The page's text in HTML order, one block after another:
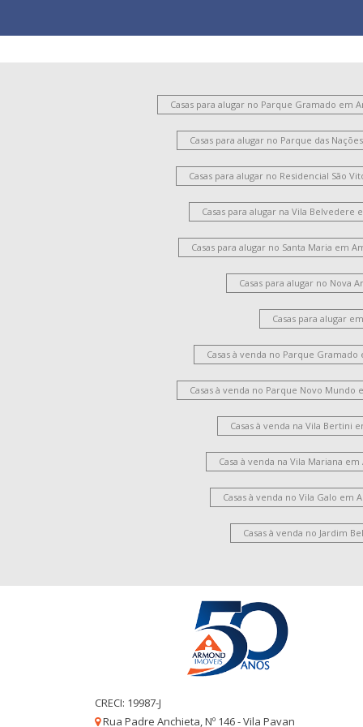
Casas para alugar no Parque Gramado em
Casas para alugar no Parque das
Casas para alugar no Residencial São
Casas para alugar na Vila Belvedere
Casas para alugar no Santa Maria em
Casas para alugar no Nova
Casas para alugar
Casas à venda no Parque Gramado
Casas à venda no Parque Novo Mundo
Casas à venda na Vila Bertini
Casa à venda na Vila Mariana
Casas à venda no Vila Galo em
Casas à venda no Jardim
CRECI: 19987-J
Rua Padre Anchieta, Nº 146 - Vila Pavan